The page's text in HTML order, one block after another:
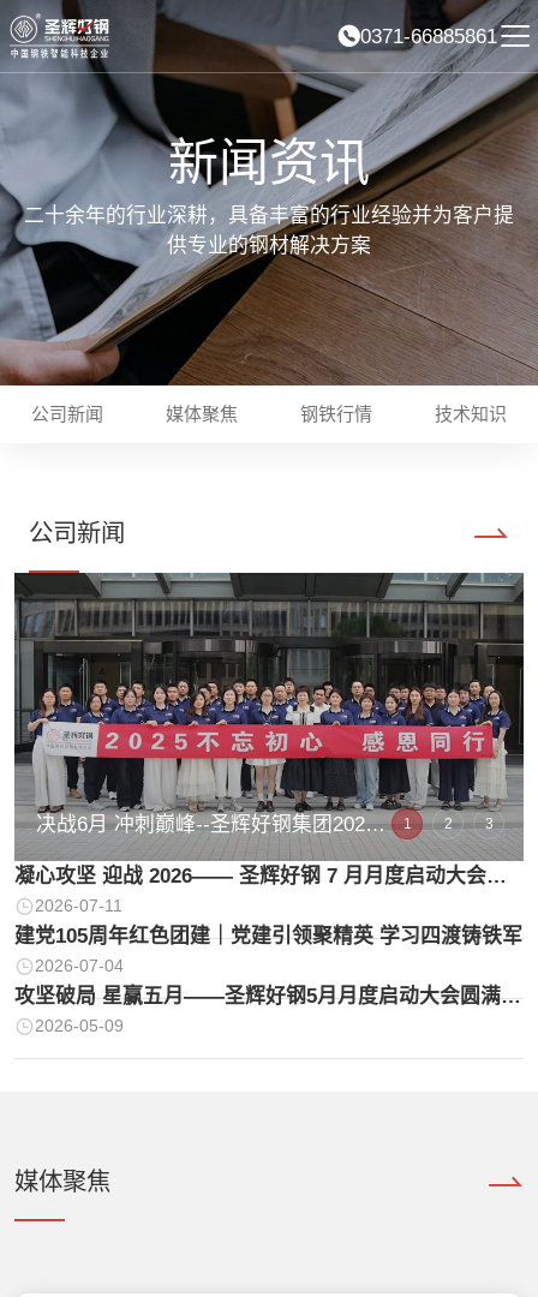
0371-66885861
新闻资讯
二十余年的行业深耕，具备丰富的行业经验并为客户提
供专业的钢材解决方案
公司新闻 媒体聚焦 钢铁行情 技术知识
公司新闻
决战6月 冲刺巅峰--圣辉好钢集团2025
年6月启动会暨2024年年度表彰大会隆
重举行！
1 2 3
凝心攻坚 迎战 2026—— 圣辉好钢 7 月月度启动大会暨
年中盛会圆满成功
2026-07-11
建党105周年红色团建｜党建引领聚精英 学习四渡铸铁军
2026-07-04
攻坚破局 星赢五月——圣辉好钢5月月度启动大会圆满成
功2026-05-09
媒体聚焦